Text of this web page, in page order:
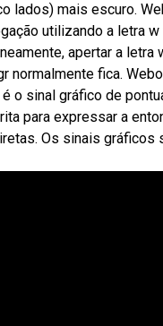
lados) mais escuro.
utilizando a letra
apertar a letra
normalmente fica.
o sinal gráfico de
para expressar a
Os sinais gráficos